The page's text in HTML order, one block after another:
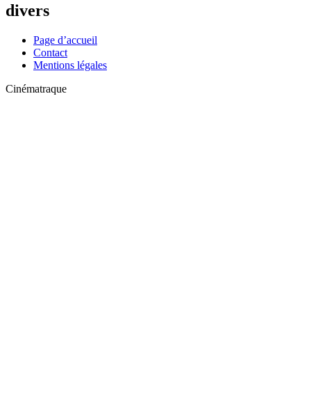
divers
Page d’accueil
Contact
Mentions légales
Cinématraque